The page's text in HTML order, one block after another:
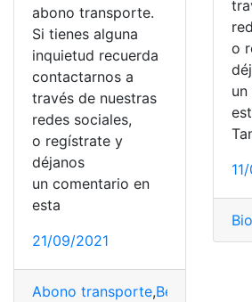
abono transporte.
Si tienes alguna
inquietud recuerda
contactarnos a
través de nuestras
redes sociales,
o regístrate y
déjanos
un comentario en
esta
21/09/2021
Abono transporte,Beneficios
o